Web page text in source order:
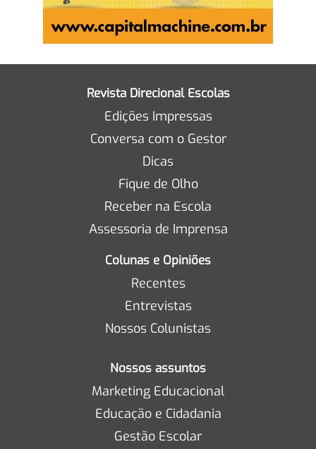
Revista Direcional Escolas
Edições Impressas
Conversa com o Gestor
Dicas
Fique de Olho
Receber na Escola
Assessoria de Imprensa
Colunas e Opiniões
Recentes
Entrevistas
Nossos Colunistas
Nossos assuntos
Marketing Educacional
Educação e Cidadania
Gestão Escolar